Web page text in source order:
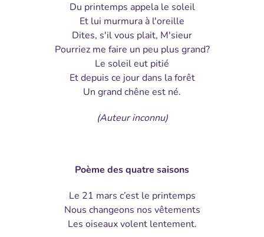
Du printemps appela le soleil
Et lui murmura à l'oreille
Dites, s'il vous plait, M'sieur
Pourriez me faire un peu plus grand?
Le soleil eut pitié
Et depuis ce jour dans la forêt
Un grand chêne est né.
(Auteur inconnu)
Poème des quatre saisons
Le 21 mars c’est le printemps
Nous changeons nos vêtements
Les oiseaux volent lentement.